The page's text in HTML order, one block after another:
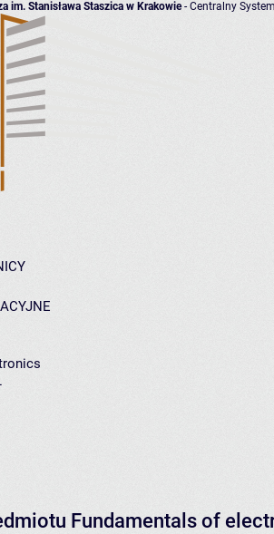
im. Stanisława Staszica w Krakowie- Centralny
Fundamentals of